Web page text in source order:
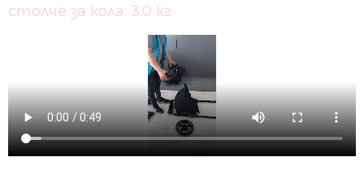
столче за кола: 3.0 кг